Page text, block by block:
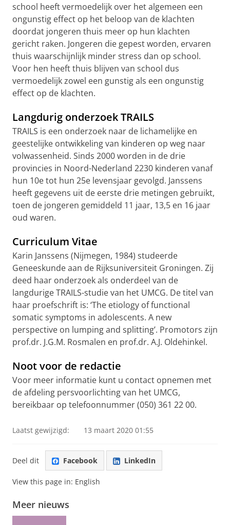
school heeft vermoedelijk over het algemeen een
ongunstig effect op het beloop van de klachten
doordat jongeren thuis meer op hun klachten
gericht raken. Jongeren die gepest worden, ervaren
thuis waarschijnlijk minder stress dan op school.
Voor hen heeft thuis blijven van school dus
vermoedelijk zowel een gunstig als een ongunstig
effect op de klachten.
Langdurig onderzoek TRAILS
TRAILS is een onderzoek naar de lichamelijke en
geestelijke ontwikkeling van kinderen op weg naar
volwassenheid. Sinds 2000 worden in de drie
provincies in Noord-Nederland 2230 kinderen vanaf
hun 10e tot hun 25e levensjaar gevolgd. Janssens
heeft gegevens uit de eerste drie metingen gebruikt,
toen de jongeren gemiddeld 11 jaar, 13,5 en 16 jaar
oud waren.
Curriculum Vitae
Karin Janssens (Nijmegen, 1984) studeerde
Geneeskunde aan de Rijksuniversiteit Groningen. Zij
deed haar onderzoek als onderdeel van de
langdurige TRAILS-studie van het UMCG. De titel van
haar proefschrift is: ‘The etiology of functional
somatic symptoms in adolescents. A new
perspective on lumping and splitting’. Promotors zijn
prof.dr. J.G.M. Rosmalen en prof.dr. A.J. Oldehinkel.
Noot voor de redactie
Voor meer informatie kunt u contact opnemen met
de afdeling persvoorlichting van het UMCG,
bereikbaar op telefoonnummer (050) 361 22 00.
Laatst gewijzigd: 13 maart 2020 01:55
Deel dit Facebook LinkedIn
View this page in: English
Meer nieuws